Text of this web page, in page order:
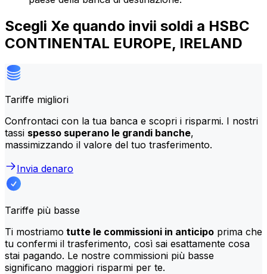
Scegli Xe quando invii soldi a HSBC
CONTINENTAL EUROPE, IRELAND
Tariffe migliori
Confrontaci con la tua banca e scopri i risparmi. I nostri
tassi spesso superano le grandi banche,
massimizzando il valore del tuo trasferimento.
Invia denaro
Tariffe più basse
Ti mostriamo tutte le commissioni in anticipo prima che
tu confermi il trasferimento, così sai esattamente cosa
stai pagando. Le nostre commissioni più basse
significano maggiori risparmi per te.